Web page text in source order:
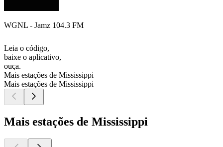
WGNL - Jamz 104.3 FM
Leia o código,
baixe o aplicativo,
ouça.
Mais estações de Mississippi
Mais estações de Mississippi
Mais estações de Mississippi